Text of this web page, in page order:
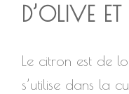
D’OLIVE
Le citron est de
s’utilise dans la